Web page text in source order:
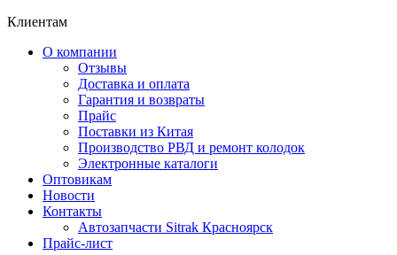
Клиентам
О компании
Отзывы
Доставка и оплата
Гарантия и возвраты
Прайс
Поставки из Китая
Производство РВД и ремонт колодок
Электронные каталоги
Оптовикам
Новости
Контакты
Автозапчасти Sitrak Красноярск
Прайс-лист